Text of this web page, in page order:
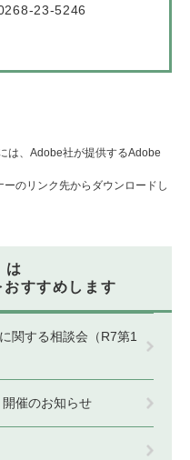
23-5246
は、Adobe社が提供するAdobe
のリンク先からダウンロードし
は
おすすめします
関する相談会（R7第1
催のお知らせ